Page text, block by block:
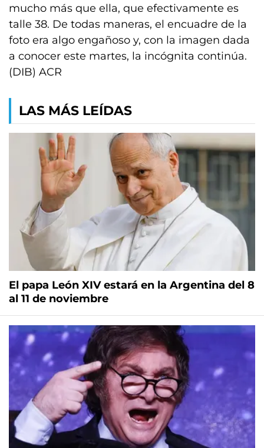
mucho más que ella, que efectivamente es
talle 38. De todas maneras, el encuadre de la
foto era algo engañoso y, con la imagen dada
a conocer este martes, la incógnita continúa.
(DIB) ACR
LAS MÁS LEÍDAS
El papa León XIV estará en la Argentina del 8
al 11 de noviembre